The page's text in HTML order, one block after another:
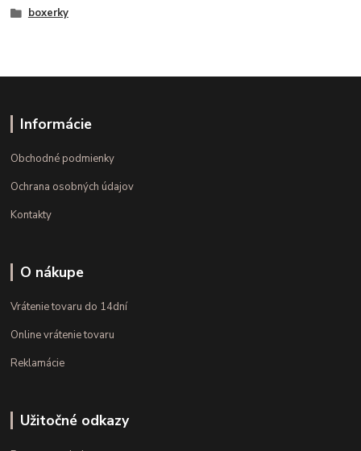
boxerky
Informácie
Obchodné podmienky
Ochrana osobných údajov
Kontakty
O nákupe
Vrátenie tovaru do 14dní
Online vrátenie tovaru
Reklamácie
Užitočné odkazy